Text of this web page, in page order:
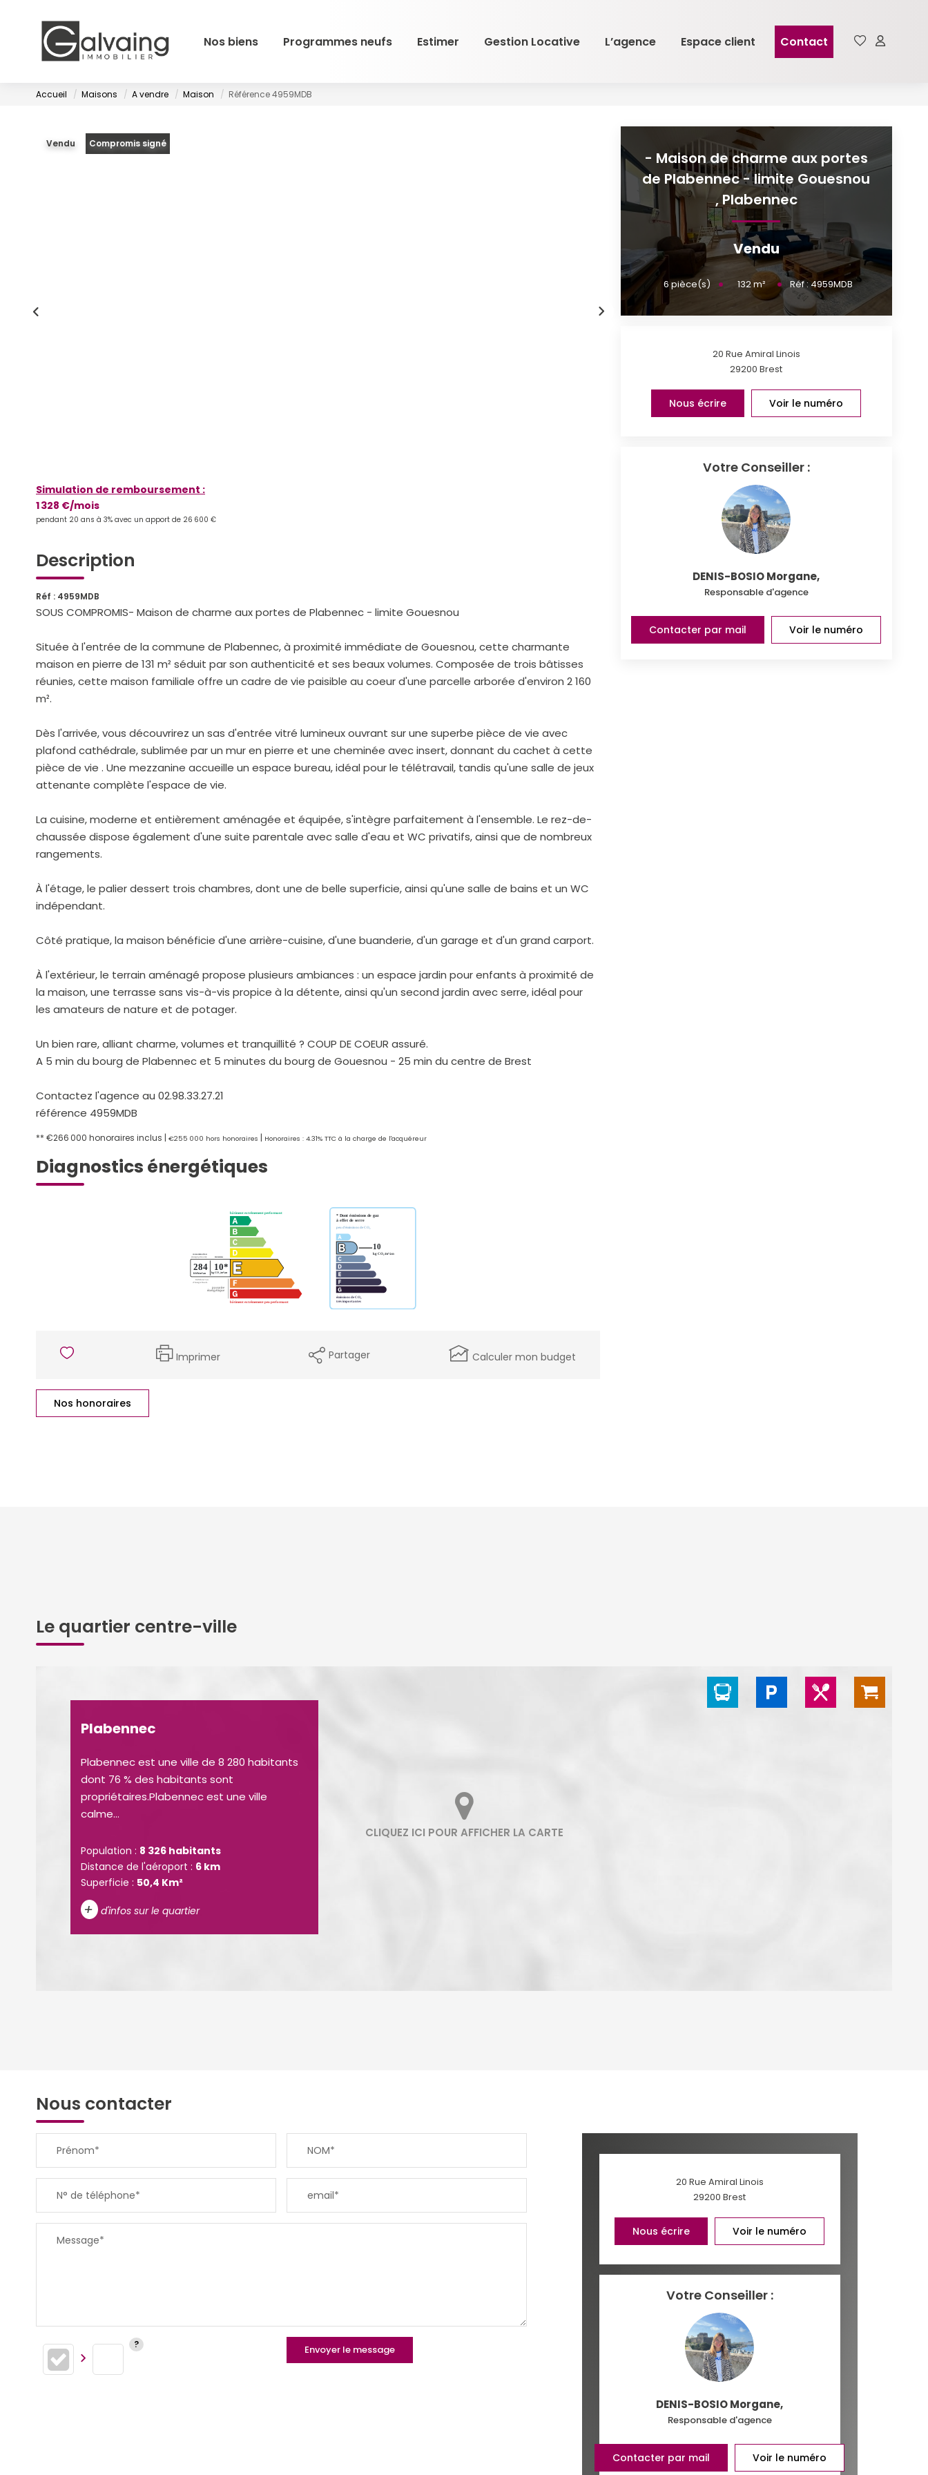
Nos biens Programmes neufs Estimer Gestion Locative L’agence Espace client Contact
Accueil Maisons A vendre Maison Référence 4959MDB
Vendu Compromis signé
Simulation de remboursement :
1 328 €/mois
pendant 20 ans à 3% avec un apport de 26 600 €
Description
Réf : 4959MDB
SOUS COMPROMIS- Maison de charme aux portes de Plabennec - limite Gouesnou
Située à l'entrée de la commune de Plabennec, à proximité immédiate de Gouesnou, cette charmante
maison en pierre de 131 m² séduit par son authenticité et ses beaux volumes. Composée de trois bâtisses
réunies, cette maison familiale offre un cadre de vie paisible au coeur d'une parcelle arborée d'environ 2 160
m².
Dès l'arrivée, vous découvrirez un sas d'entrée vitré lumineux ouvrant sur une superbe pièce de vie avec
plafond cathédrale, sublimée par un mur en pierre et une cheminée avec insert, donnant du cachet à cette
pièce de vie . Une mezzanine accueille un espace bureau, idéal pour le télétravail, tandis qu'une salle de jeux
attenante complète l'espace de vie.
La cuisine, moderne et entièrement aménagée et équipée, s'intègre parfaitement à l'ensemble. Le rez-de-
chaussée dispose également d'une suite parentale avec salle d'eau et WC privatifs, ainsi que de nombreux
rangements.
À l'étage, le palier dessert trois chambres, dont une de belle superficie, ainsi qu'une salle de bains et un WC
indépendant.
Côté pratique, la maison bénéficie d'une arrière-cuisine, d'une buanderie, d'un garage et d'un grand carport.
À l'extérieur, le terrain aménagé propose plusieurs ambiances : un espace jardin pour enfants à proximité de
la maison, une terrasse sans vis-à-vis propice à la détente, ainsi qu'un second jardin avec serre, idéal pour
les amateurs de nature et de potager.
Un bien rare, alliant charme, volumes et tranquillité ? COUP DE COEUR assuré.
A 5 min du bourg de Plabennec et 5 minutes du bourg de Gouesnou - 25 min du centre de Brest
Contactez l'agence au 02.98.33.27.21
référence 4959MDB
** €266 000 honoraires inclus | €255 000 hors honoraires | Honoraires : 4.31% TTC à la charge de l'acquéreur
Diagnostics énergétiques
Imprimer Partager Calculer mon budget
Nos honoraires
- Maison de charme aux portes
de Plabennec - limite Gouesnou
,Plabennec
Vendu
6pièce(s) 132m² Réf :4959MDB
20 Rue Amiral Linois
29200Brest
Nous écrire Voir le numéro
Votre Conseiller :
DENIS-BOSIO Morgane,
Responsable d'agence
Contacter par mail Voir le numéro
Le quartier centre-ville
Plabennec
Plabennec est une ville de 8 280 habitants
dont 76 % des habitants sont
propriétaires.Plabennec est une ville
calme...
Population : 8 326 habitants
Distance de l'aéroport : 6 km
Superficie : 50,4 Km²
+ d'infos sur le quartier
TAXE FONCIÈRE
SUPERFICIE : RÉSULTATS DES LYCÉES
RESTAURANTS ET CAFÉS COMMERCES MÉDECINS
Nous contacter
Prénom* NOM*
N° de téléphone* email*
Message*
Envoyer le message
20 Rue Amiral Linois
29200Brest
Nous écrire Voir le numéro
Votre Conseiller :
DENIS-BOSIO Morgane,
Responsable d'agence
Contacter par mail Voir le numéro